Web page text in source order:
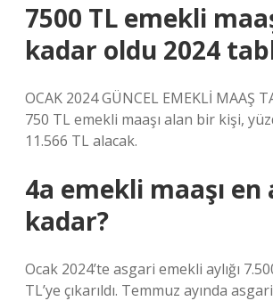
7500 TL emekli
kadar oldu 2024
OCAK 2024 GÜNCEL EMEKLİ MAAŞ
750 TL emekli maaşı alan bir kişi,
11.566 TL alacak.
4a emekli maaşı en
kadar?
Ocak 2024’te asgari emekli aylığı
TL’ye çıkarıldı. Temmuz ayında